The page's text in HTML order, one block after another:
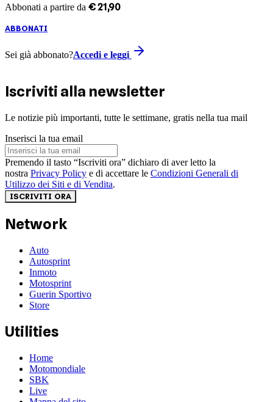
Abbonati a partire da €21,90
ABBONATI
Sei già abbonato?Accedi e leggi
Iscriviti alla newsletter
Le notizie più importanti, tutte le settimane, gratis nella tua mail
Inserisci la tua email
Premendo il tasto “Iscriviti ora” dichiaro di aver letto la
nostra Privacy Policy e di accettare le Condizioni Generali di
Utilizzo dei Siti e di Vendita.
ISCRIVITI ORA
Network
Auto
Autosprint
Inmoto
Motosprint
Guerin Sportivo
Store
Utilities
Home
Motomondiale
SBK
Live